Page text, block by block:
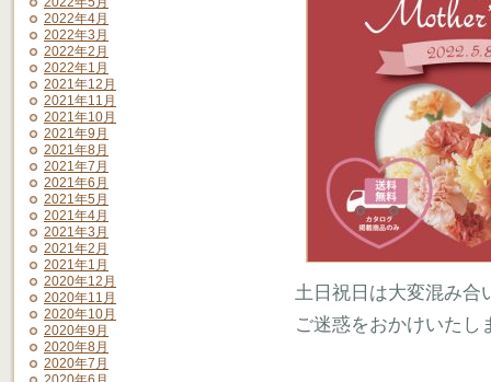
2022年4月
2022年3月
2022年2月
2022年1月
2021年12月
2021年11月
2021年10月
2021年9月
2021年8月
2021年7月
2021年6月
2021年5月
2021年4月
2021年3月
2021年2月
2021年1月
2020年12月
2020年11月
2020年10月
2020年9月
2020年8月
2020年7月
土日祝日は大変混み合
ご迷惑をおかけいたし